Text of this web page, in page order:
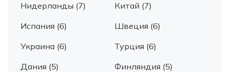
Нидерланды (7)
Китай (7)
Испания (6)
Швеция (6)
Украина (6)
Турция (6)
Дания (5)
Финляндия (5)